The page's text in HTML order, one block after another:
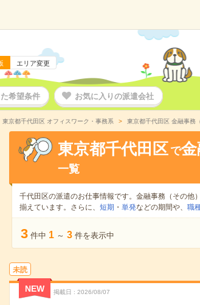
エリア変更
希望条件 お気に入りの派遣会社
東京都千代田区 オフィスワーク・事務系 東京都千代田区 金融事務
東京都千代田区 で金
一覧
千代田区の派遣のお仕事情報です。金融事務（その他
揃えています。さらに、 短期 ・ 単発などの期間や、 職
3 件中 1 ～ 3 件を表示中
未読
NEW 掲載日 2026/08/07